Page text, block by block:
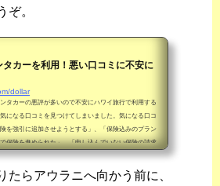
ぞ。
カーを利用！悪い口コミに不安に
dollar
タカーの悪評が多いので不安にハワイ旅行で利用する
になる口コミを見つけてしまいました。気になる口コ
を強引に追加させようとする」、「保険込みのプラン
保険を進められた」、「申し込んでいない保険の請求
口コミと、車種のアップグレードを強引に進められた
少し不安になりました。ダラーレンタカーの日本サポ
口コミで気に...
たらアウラニへ向かう前に、